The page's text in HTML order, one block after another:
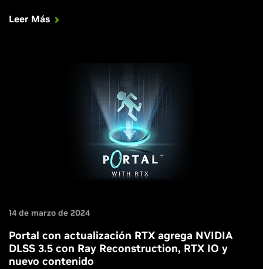
Leer Más
14 de marzo de 2024
Portal con actualización RTX agrega NVIDIA
DLSS 3.5 con Ray Reconstruction, RTX IO y
nuevo contenido